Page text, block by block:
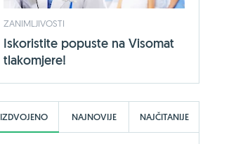
ZANIMLJIVOSTI
Iskoristite popuste na Visomat
tlakomjere!
IZDVOJENO NAJNOVIJE NAJČITANIJE